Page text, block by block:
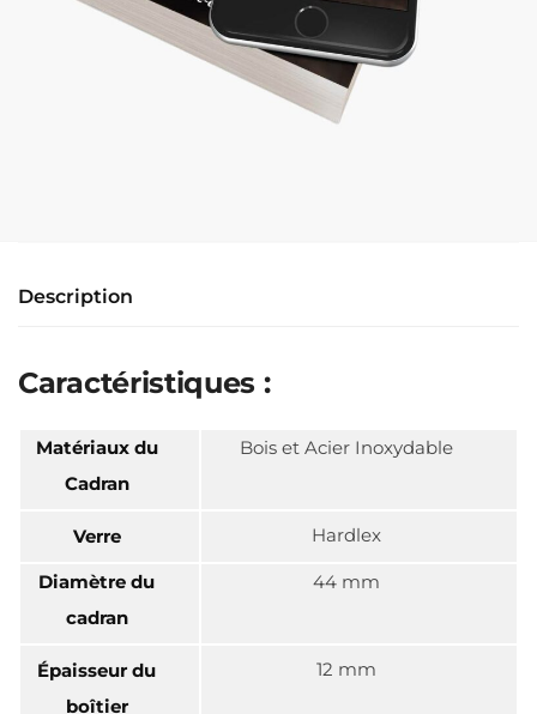
Description
Caractéristiques :
Matériaux du
Cadran
Bois et Acier Inoxydable
Verre Hardlex
Diamètre du
cadran
44 mm
Épaisseur du
boîtier
12 mm